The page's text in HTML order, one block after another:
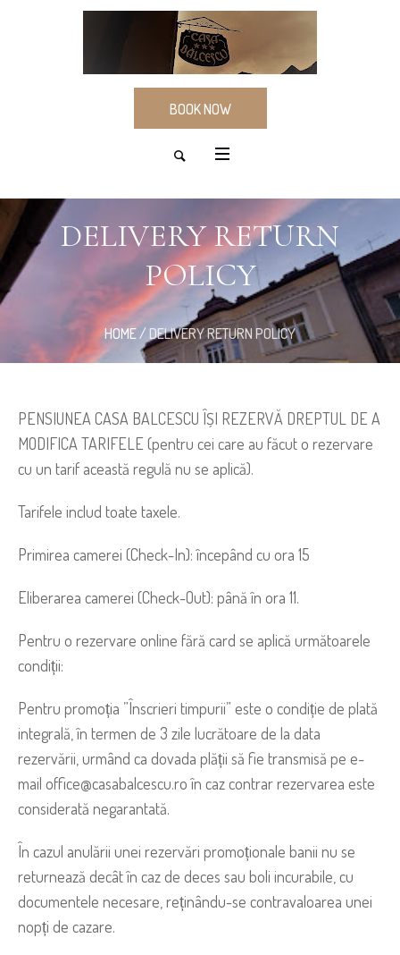
BOOK NOW
DELIVERY RETURN
POLICY
HOME/ DELIVERY RETURN POLICY
PENSIUNEA CASA BALCESCU ÎȘI REZERVĂ DREPTUL DE A
MODIFICA TARIFELE (pentru cei care au făcut o rezervare
cu un tarif această regulă nu se aplică).
Tarifele includ toate taxele.
Primirea camerei (Check-In): începând cu ora 15
Eliberarea camerei (Check-Out): până în ora 11.
Pentru o rezervare online fără card se aplică următoarele
condiții:
Pentru promoția ”Înscrieri timpurii” este o condiție de plată
integrală, în termen de 3 zile lucrătoare de la data
rezervării, urmând ca dovada plății să fie transmisă pe e-
mail office@casabalcescu.ro în caz contrar rezervarea este
considerată negarantată.
În cazul anulării unei rezervări promoționale banii nu se
returnează decât în caz de deces sau boli incurabile, cu
documentele necesare, reținându-se contravaloarea unei
nopți de cazare.